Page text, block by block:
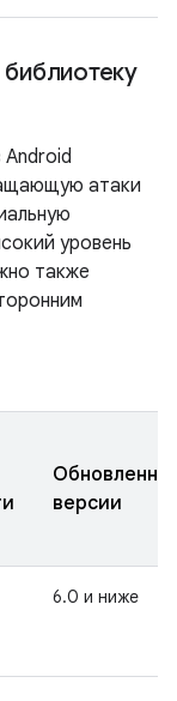
атаки
уровень
также
версии
6.0 и ниже